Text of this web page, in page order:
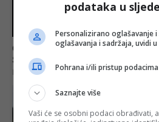
podataka u
Personalizirano oglašavanje
oglašavanja i sadržaja, uvidi
Pohrana i/ili pristup
Saznajte više
Vaši će se osobni podaci obrađivati,